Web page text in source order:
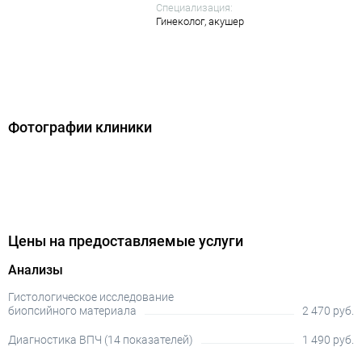
Специализация:
Гинеколог, акушер
Фотографии клиники
Цены на предоставляемые услуги
Анализы
Гистологическое исследование
биопсийного материала
2 470 руб.
Диагностика ВПЧ (14 показателей) 1 490 руб.